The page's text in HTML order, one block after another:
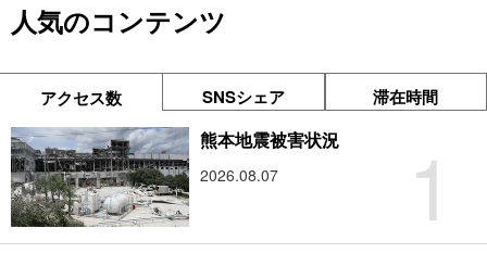
人気のコンテンツ
アクセス数 SNSシェア 滞在時間
1
熊本地震被害状況
2026.08.07